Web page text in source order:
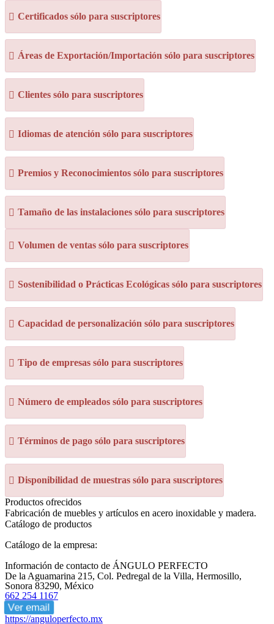
Certificados sólo para suscriptores
Áreas de Exportación/Importación sólo para suscriptores
Clientes sólo para suscriptores
Idiomas de atención sólo para suscriptores
Premios y Reconocimientos sólo para suscriptores
Tamaño de las instalaciones sólo para suscriptores
Volumen de ventas sólo para suscriptores
Sostenibilidad o Prácticas Ecológicas sólo para suscriptores
Capacidad de personalización sólo para suscriptores
Tipo de empresas sólo para suscriptores
Número de empleados sólo para suscriptores
Términos de pago sólo para suscriptores
Disponibilidad de muestras sólo para suscriptores
Productos ofrecidos
Fabricación de muebles y artículos en acero inoxidable y madera.
Catálogo de productos
Catálogo de la empresa:
Información de contacto de ÁNGULO PERFECTO
De la Aguamarina 215, Col. Pedregal de la Villa, Hermosillo,
Sonora 83290, México
662 254 1167
Ver email
https://anguloperfecto.mx